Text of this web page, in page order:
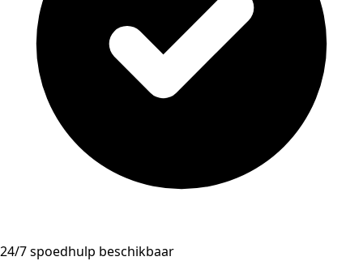
24/7 spoedhulp beschikbaar